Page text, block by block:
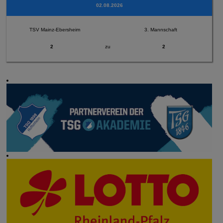
02.08.2026
TSV Mainz-Ebersheim 3. Mannschaft
2 zu 2